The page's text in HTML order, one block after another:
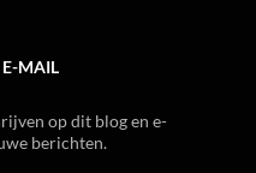
E-MAIL
op dit blog en e-
berichten.